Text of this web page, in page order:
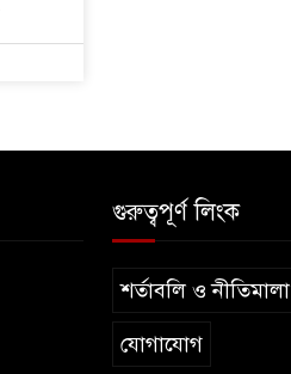
গুরুত্বপূর্ণ লিংক
শর্তাবলি ও নীতিমালা
যোগাযোগ